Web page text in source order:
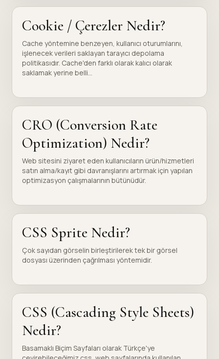
Cookie / Çerezler Nedir?
Cache yöntemine benzeyen, kullanıcı oturumlarını,
işlenecek verileri saklayan tarayıcı depolama
politikasıdır. Cache'den farklı olarak kalıcı olarak
saklamak yerine belli...
CRO (Conversion Rate
Optimization) Nedir?
Web sitesini ziyaret eden kullanıcıların ürün/hizmetleri
satın alma/kayıt gibi davranışlarını artırmak için yapılan
optimizasyon çalışmalarının bütünüdür.
CSS Sprite Nedir?
Çok sayıdan görselin birleştirilerek tek bir görsel
dosyası üzerinden çağrılması yöntemidir.
CSS (Cascading Style Sheets)
Nedir?
Basamaklı Biçim Sayfaları olarak Türkçe'ye